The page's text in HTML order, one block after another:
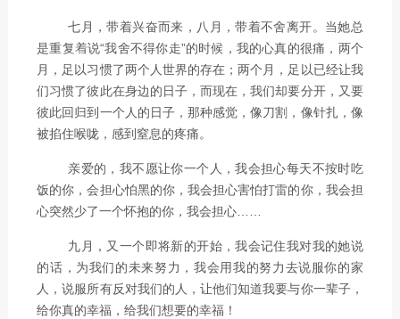
七月，带着兴奋而来，八月，带着不舍离开。当她总
是重复着说“我舍不得你走”的时候，我的心真的很痛，两个
月，足以习惯了两个人世界的存在；两个月，足以已经让我
们习惯了彼此在身边的日子，而现在，我们却要分开，又要
彼此回归到一个人的日子，那种感觉，像刀割，像针扎，像
被掐住喉咙，感到窒息的疼痛。
亲爱的，我不愿让你一个人，我会担心每天不按时吃
饭的你，会担心怕黑的你，我会担心害怕打雷的你，我会担
心突然少了一个怀抱的你，我会担心……
九月，又一个即将新的开始，我会记住我对我的她说
的话，为我们的未来努力，我会用我的努力去说服你的家
人，说服所有反对我们的人，让他们知道我要与你一辈子，
给你真的幸福，给我们想要的幸福！